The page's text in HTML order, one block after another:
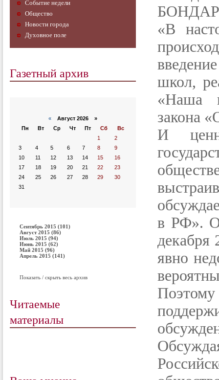
Событие недели
Общество
Новости города
Духовное поле
Газетный архив
« Август 2026 »
Пн
Вт Ср Чт Пт Сб
Вс
1
2
3
4 5 6 7 8
9
10
11 12 13 14 15
16
17
18 19 20 21 22
23
24
25 26 27 28 29
30
31
Сентябрь 2015 (101)
Август 2015 (86)
Июль 2015 (94)
Июнь 2015 (62)
Май 2015 (96)
Апрель 2015 (141)
Показать / скрыть весь архив
Читаемые
материалы
«В
школ,
«Наша
закона
И
в РФ».
декабря
явно